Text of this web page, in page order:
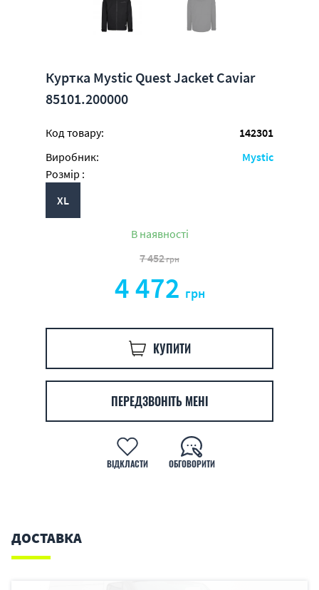
Куртка Mystic Quest Jacket Caviar
85101.200000
Код товару:
142301
Виробник:
Mystic
Розмір :
XL
В наявності
7 452грн
4 472 грн
КУПИТИ
ПЕРЕДЗВОНІТЬ МЕНІ
ВІДКЛАСТИ ОБГОВОРИТИ
ДОСТАВКА